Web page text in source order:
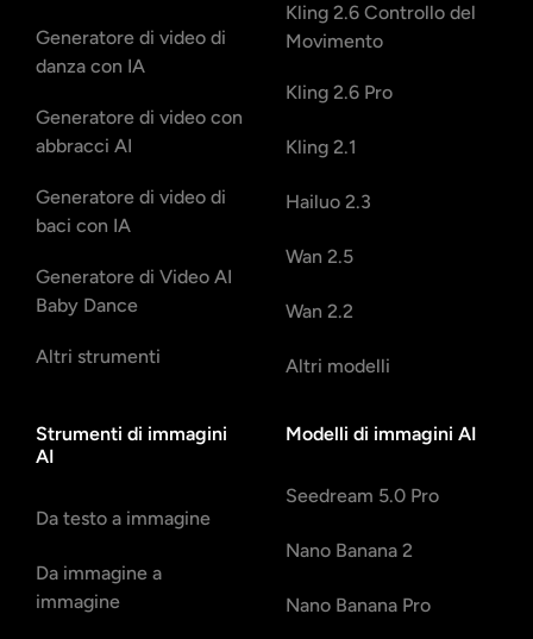
Generatore di video di
danza con IA
Generatore di video con
abbracci AI
Generatore di video di
baci con IA
Generatore di Video AI
Baby Dance
Altri strumenti
Kling 2.6 Controllo del
Movimento
Kling 2.6 Pro
Kling 2.1
Hailuo 2.3
Wan 2.5
Wan 2.2
Altri modelli
Strumenti di immagini
AI
Da testo a immagine
Da immagine a
immagine
Modelli di immagini AI
Seedream 5.0 Pro
Nano Banana 2
Nano Banana Pro